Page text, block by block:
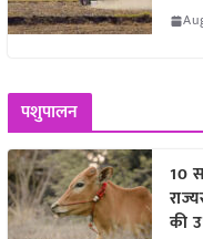
पशुपालन
10
की